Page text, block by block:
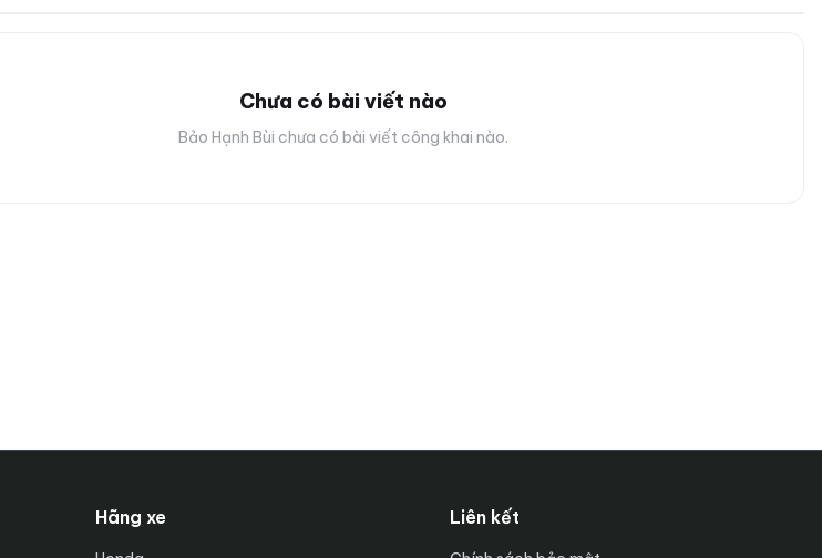
Chưa có bài viết nào
Bảo Hạnh Bùi chưa có bài viết công khai nào.
Hãng xe Liên kết